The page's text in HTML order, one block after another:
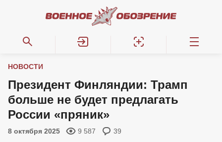
НОВОСТИ
Президент Финляндии: Трамп
больше не будет предлагать
России «пряник»
8 октября 2025 9 587 39